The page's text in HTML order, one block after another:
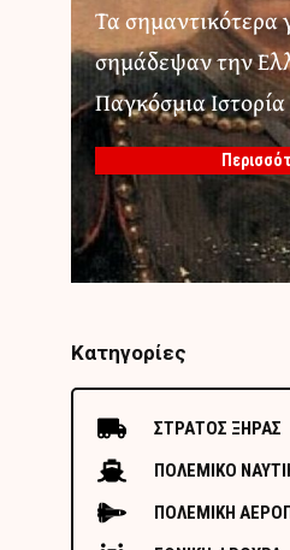
Τα σημαντικότερα
σημάδεψαν την
Παγκόσμια Ιστορία
Κατηγορίες
ΣΤΡΑΤΟΣ ΞΗΡΑΣ
ΠΟΛΕΜΙΚΟ
ΠΟΛΕΜΙΚΗ